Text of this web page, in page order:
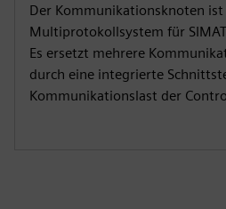
Der Kommunikationsknoten
Multiprotokollsystem für
Es ersetzt mehrere
durch eine integrierte
Kommunikationslast der